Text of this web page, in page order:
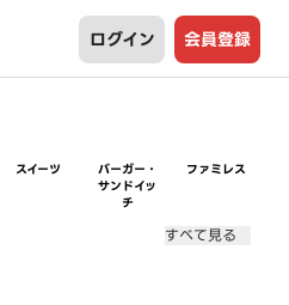
ログイン 会員登録
スイーツ
バーガー・
サンドイッ
チ
ファミレス
すべて見る